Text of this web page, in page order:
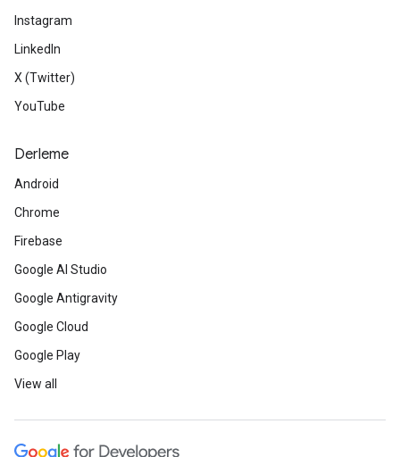
Instagram
LinkedIn
X (Twitter)
YouTube
Derleme
Android
Chrome
Firebase
Google AI Studio
Google Antigravity
Google Cloud
Google Play
View all